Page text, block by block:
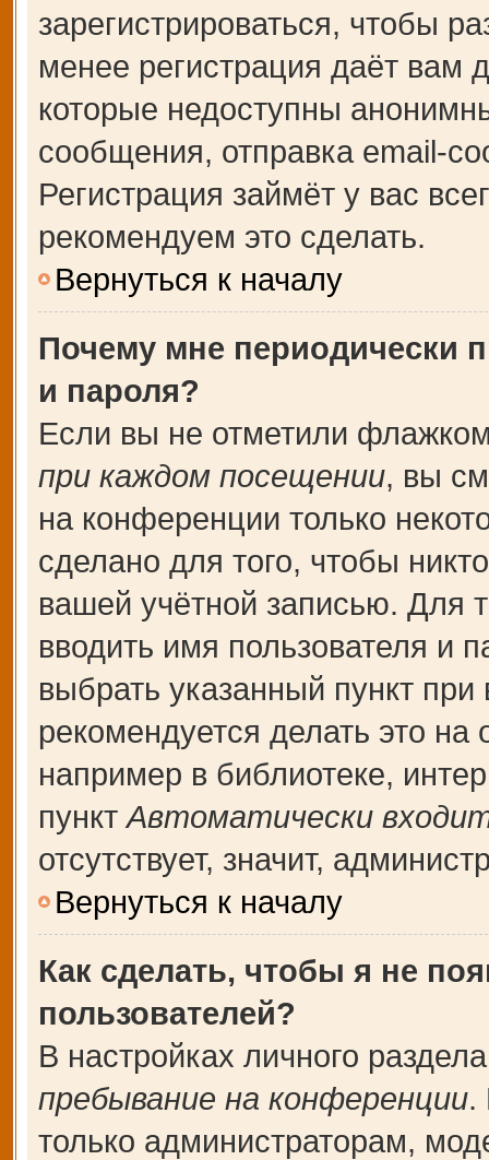
зарегистрироваться, чтобы
менее регистрация даёт вам
которые недоступны
сообщения, отправка email-
Регистрация займёт у вас
рекомендуем это сделать.
Вернуться к началу
Почему мне периодически
и пароля?
Если вы не отметили
при каждом посещении, вы
на конференции только
сделано для того, чтобы
вашей учётной записью. Для
вводить имя пользователя и
выбрать указанный пункт
рекомендуется делать это
например в библиотеке,
пунктАвтоматически
отсутствует, значит,
Вернуться к началу
Как сделать, чтобы я не
пользователей?
В настройках личного
пребывание на конференции.
только администраторам,